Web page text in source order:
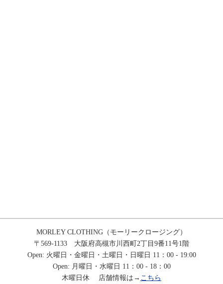
MORLEY CLOTHING（モーリークロージング）
〒569-1133 大阪府高槻市川西町2丁目9番11号1階
Open: 火曜日・金曜日・土曜日・日曜日 11：00 - 19:00
Open: 月曜日・水曜日 11：00 - 18：00
木曜日休 店舗情報は→ こちら